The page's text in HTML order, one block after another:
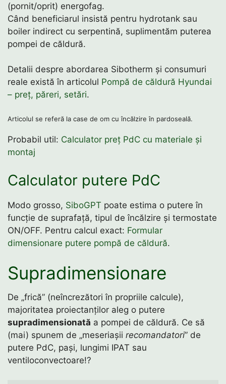
(pornit/oprit) energofag.
Când beneficiarul insistă pentru hydrotank sau
boiler indirect cu serpentină, suplimentăm puterea
pompei de căldură.
Detalii despre abordarea Sibotherm și consumuri
reale există în articolul Pompă de căldură Hyundai
– preț, păreri, setări.
Articolul se referă la case de om cu încălzire în pardoseală.
Probabil util: Calculator preț PdC cu materiale și
montaj
Calculator putere PdC
Modo grosso, SiboGPT poate estima o putere în
funcție de suprafață, tipul de încălzire și termostate
ON/OFF. Pentru calcul exact: Formular
dimensionare putere pompă de căldură.
Supradimensionare
De „frică” (neîncrezători în propriile calcule),
majoritatea proiectanților aleg o putere
supradimensionată a pompei de căldură. Ce să
(mai) spunem de „meseriașii recomandatori” de
putere PdC, pași, lungimi IPAT sau
ventiloconvectoare!?